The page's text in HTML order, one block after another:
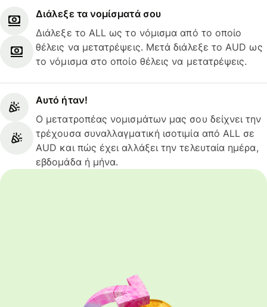
Διάλεξε τα νομίσματά σου
Διάλεξε το ALL ως το νόμισμα από το οποίο
θέλεις να μετατρέψεις. Μετά διάλεξε το AUD ως
το νόμισμα στο οποίο θέλεις να μετατρέψεις.
Αυτό ήταν!
Ο μετατροπέας νομισμάτων μας σου δείχνει την
τρέχουσα συναλλαγματική ισοτιμία από ALL σε
AUD και πώς έχει αλλάξει την τελευταία ημέρα,
εβδομάδα ή μήνα.